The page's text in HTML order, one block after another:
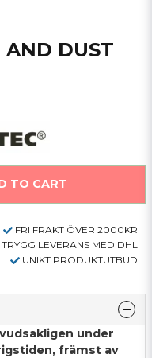
DUST
TO CART
FRI FRAKT ÖVER 2000KR
TRYGG LEVERANS MED DHL
UNIKT PRODUKTUTBUD
under
främst av